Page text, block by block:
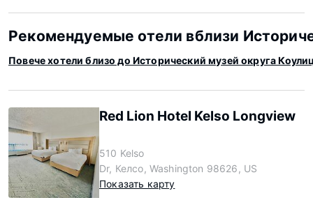
Рекомендуемые отели вблизи
Повече хотели близо до Исторический музей округа
Red Lion Hotel Kelso Longview
510 Kelso
Dr, Келсо, Washington 98626, US
Показать карту